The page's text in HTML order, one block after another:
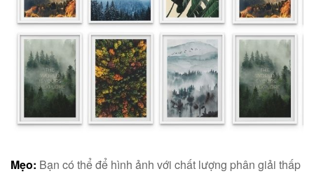
Mẹo: Bạn có thể để hình ảnh với chất lượng phân giải thấp